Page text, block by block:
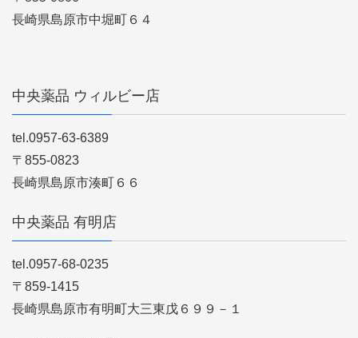
長崎県島原市中堀町６４
中央薬品 ウィルビー店
tel.0957-63-6389
〒855-0823
長崎県島原市湊町６６
中央薬品 有明店
tel.0957-68-0235
〒859-1415
長崎県島原市有明町大三東戊６９９－１